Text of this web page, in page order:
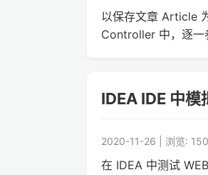
以保存文章 Article
Controller 中，逐一
IDEA IDE 中
2020-11-26 | 浏览:
在 IDEA 中测试